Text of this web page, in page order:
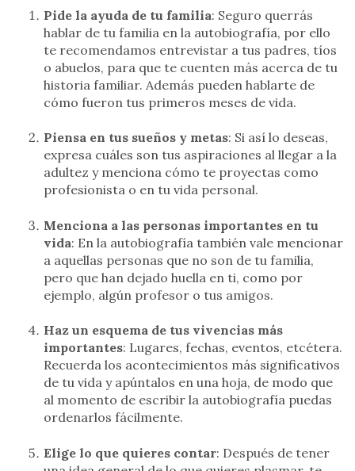
Pide la ayuda de tu familia: Seguro querrás
hablar de tu familia en la autobiografía, por ello
te recomendamos entrevistar a tus padres, tíos
o abuelos, para que te cuenten más acerca de tu
historia familiar. Además pueden hablarte de
cómo fueron tus primeros meses de vida.
Piensa en tus sueños y metas: Si así lo deseas,
expresa cuáles son tus aspiraciones al llegar a la
adultez y menciona cómo te proyectas como
profesionista o en tu vida personal.
Menciona a las personas importantes en tu
vida: En la autobiografía también vale mencionar
a aquellas personas que no son de tu familia,
pero que han dejado huella en ti, como por
ejemplo, algún profesor o tus amigos.
Haz un esquema de tus vivencias más
importantes: Lugares, fechas, eventos, etcétera.
Recuerda los acontecimientos más significativos
de tu vida y apúntalos en una hoja, de modo que
al momento de escribir la autobiografía puedas
ordenarlos fácilmente.
Elige lo que quieres contar: Después de tener